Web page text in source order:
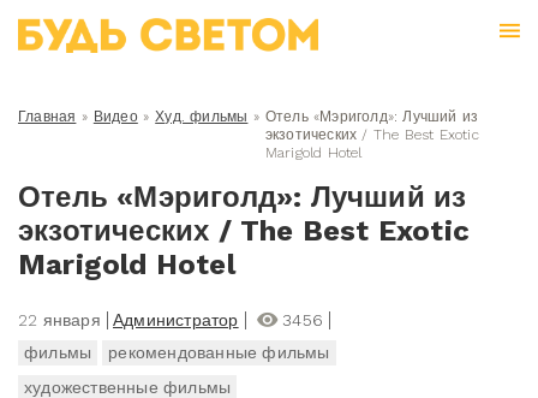
Главная » Видео» Худ. фильмы » Отель «Мэриголд»: Лучший из
экзотических / The Best Exotic
Marigold Hotel
Отель «Мэриголд»: Лучший из
экзотических / The Best Exotic
Marigold Hotel
22 января Администратор
3456
фильмы
рекомендованные фильмы
художественные фильмы